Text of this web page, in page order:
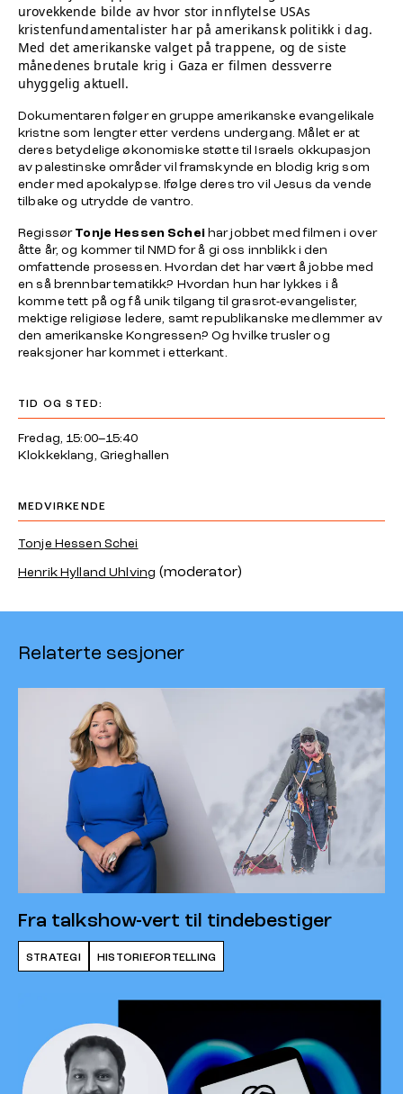
urovekkende bilde av hvor stor innflytelse USAs
kristenfundamentalister har på amerikansk politikk i dag.
Med det amerikanske valget på trappene, og de siste
månedenes brutale krig i Gaza er filmen dessverre
uhyggelig aktuell.
Dokumentaren følger en gruppe amerikanske evangelikale
kristne som lengter etter verdens undergang. Målet er at
deres betydelige økonomiske støtte til Israels okkupasjon
av palestinske områder vil framskynde en blodig krig som
ender med apokalypse. Ifølge deres tro vil Jesus da vende
tilbake og utrydde de vantro.
Regissør Tonje Hessen Scheihar jobbet med filmen i over
åtte år, og kommer til NMD for å gi oss innblikk i den
omfattende prosessen. Hvordan det har vært å jobbe med
en så brennbar tematikk? Hvordan hun har lykkes i å
komme tett på og få unik tilgang til grasrot-evangelister,
mektige religiøse ledere, samt republikanske medlemmer av
den amerikanske Kongressen? Og hvilke trusler og
reaksjoner har kommet i etterkant.
TID OG STED:
Fredag, 15:00–15:40
Klokkeklang, Grieghallen
MEDVIRKENDE
Tonje Hessen Schei
Henrik Hylland Uhlving (moderator)
Relaterte sesjoner
Fra talkshow-vert til tindebestiger
STRATEGI HISTORIEFORTELLING